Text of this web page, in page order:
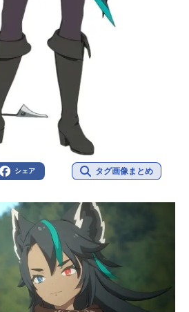
シェア タグ画像まとめ